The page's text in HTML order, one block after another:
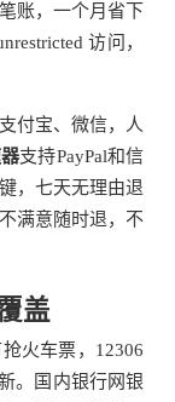
账，一个月省下
访问，
付宝、微信，人
支持PayPal和信
，七天无理由退
满意随时退，不
盖
火车票，12306
。国内银行网银